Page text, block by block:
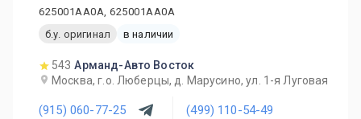
625001AA0A, 625001AA0A
б.у. оригинал
в наличии
543 Арманд-Авто Восток
Москва, г.о. Люберцы, д. Марусино, ул. 1-я Луговая
(915) 060-77-25 (499) 110-54-49